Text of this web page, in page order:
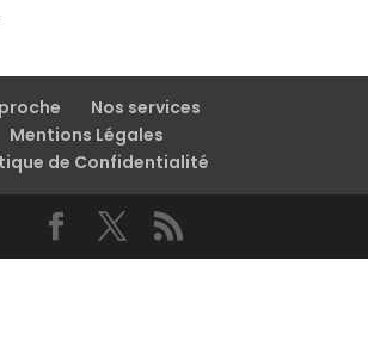
Nos services
Mentions Légales
de Confidentialité